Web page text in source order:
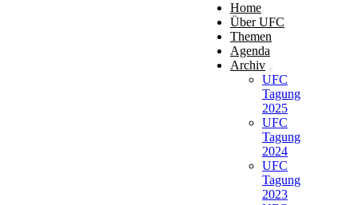
Home
Über UFC
Themen
Agenda
Archiv
UFC
Tagung
2025
UFC
Tagung
2024
UFC
Tagung
2023